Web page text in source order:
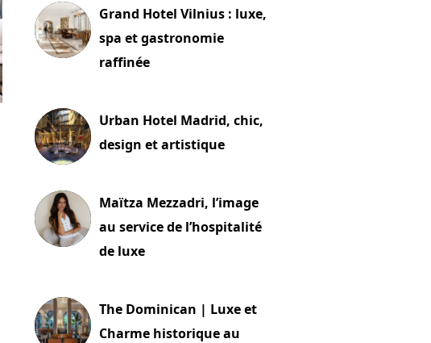
Grand Hotel Vilnius : luxe,
spa et gastronomie
raffinée
Urban Hotel Madrid, chic,
design et artistique
Maïtza Mezzadri, l’image
au service de l’hospitalité
de luxe
The Dominican | Luxe et
Charme historique au